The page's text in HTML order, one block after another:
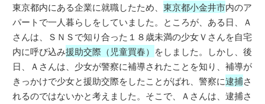
東京都内にある企業に就職したため、東京都小金井市内のア
パートで一人暮らしをしていました。ところが、ある日、Ａ
さんは、ＳＮＳで知り合った１８歳未満の少女Ｖさんを自宅
内に呼び込み援助交際（児童買春） をしました。しかし、後
日、Ａさんは、少女が警察に補導されたことを知り、補導が
きっかけで少女と援助交際をしたことがばれ、警察に逮捕さ
れるのではないかと考えました。そこで、Ａさんは、逮捕さ